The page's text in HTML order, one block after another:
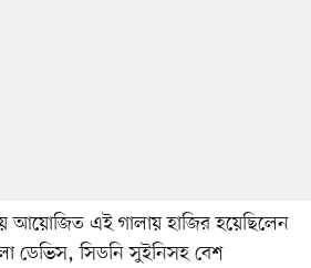
আয়োজিত এই গালায় হাজির হয়েছিলেন
ডেভিস, সিডনি সুইনিসহ বেশ